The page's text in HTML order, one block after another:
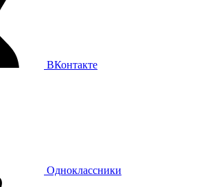
ВКонтакте
Одноклассники